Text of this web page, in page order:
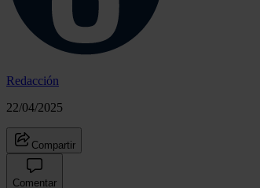
Redacción
22/04/2025
Compartir
Comentar